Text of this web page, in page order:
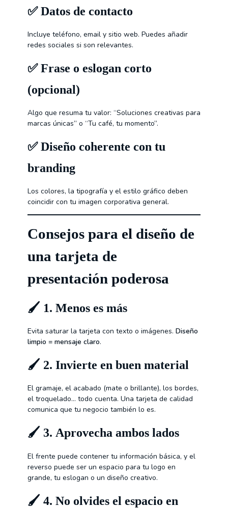
✅Datos de contacto
Incluye teléfono, email y sitio web. Puedes añadir
redes sociales si son relevantes.
✅Frase o eslogan corto
(opcional)
Algo que resuma tu valor: “Soluciones creativas para
marcas únicas” o “Tu café, tu momento”.
✅Diseño coherente con tu
branding
Los colores, la tipografía y el estilo gráfico deben
coincidir con tu imagen corporativa general.
Consejos para el diseño de
una tarjeta de
presentación poderosa
🖌️ 1. Menos es más
Evita saturar la tarjeta con texto o imágenes. Diseño
limpio = mensaje claro.
🖌️ 2. Invierte en buen material
El gramaje, el acabado (mate o brillante), los bordes,
el troquelado… todo cuenta. Una tarjeta de calidad
comunica que tu negocio también lo es.
🖌️ 3. Aprovecha ambos lados
El frente puede contener tu información básica, y el
reverso puede ser un espacio para tu logo en
grande, tu eslogan o un diseño creativo.
🖌️ 4. No olvides el espacio en